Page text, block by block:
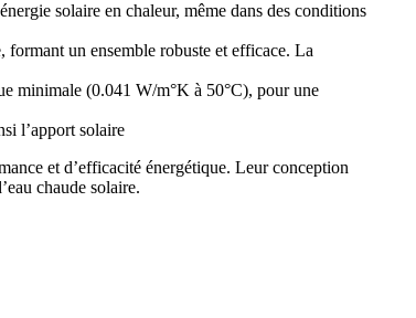
solaire en chaleur, même dans des conditions
formant un ensemble robuste et efficace. La
minimale (0.041 W/m°K à 50°C), pour une
l’apport solaire
et d’efficacité énergétique. Leur conception
chaude solaire.